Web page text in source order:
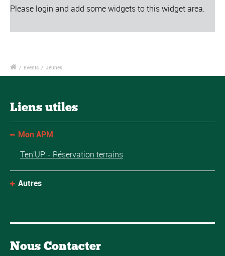
Please login and add some widgets to this widget area.
/ Events / Jeunes
Liens utiles
Mon APM
Ten'UP - Réservation terrains
Autres
Nous Contacter